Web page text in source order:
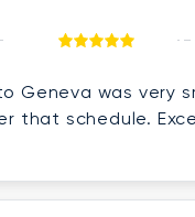
Geneva was very
that schedule.